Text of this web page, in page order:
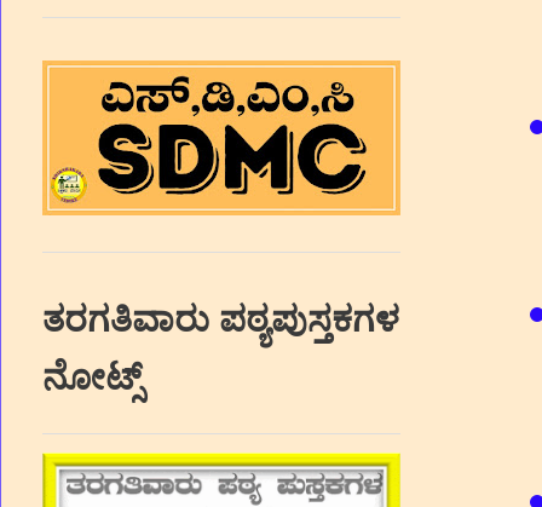
ತರಗತಿವಾರು ಪಠ್ಯಪುಸ್ತಕಗಳ
ನೋಟ್ಸ್